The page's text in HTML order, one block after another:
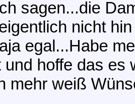
sagen...die
nicht
egal...Habe
und hoffe das es
mehr weiß